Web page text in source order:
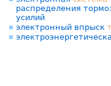
распределения
усилий
электронный впрыск